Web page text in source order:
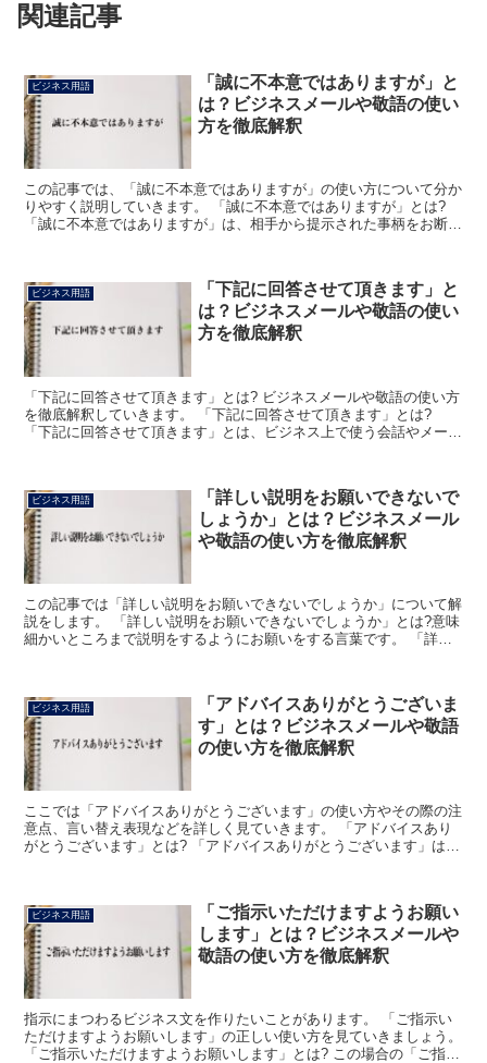
関連記事
ビジネス用語
「誠に不本意ではありますが」と
は？ビジネスメールや敬語の使い
方を徹底解釈
この記事では、「誠に不本意ではありますが」の使い方について分か
りやすく説明していきます。 「誠に不本意ではありますが」とは?
「誠に不本意ではありますが」は、相手から提示された事柄をお断り
ビジネス用語
「下記に回答させて頂きます」と
は？ビジネスメールや敬語の使い
方を徹底解釈
「下記に回答させて頂きます」とは? ビジネスメールや敬語の使い方
を徹底解釈していきます。 「下記に回答させて頂きます」とは?
「下記に回答させて頂きます」とは、ビジネス上で使う会話やメール
ビジネス用語
「詳しい説明をお願いできないで
しょうか」とは？ビジネスメール
や敬語の使い方を徹底解釈
この記事では「詳しい説明をお願いできないでしょうか」について解
説をします。 「詳しい説明をお願いできないでしょうか」とは?意味
細かいところまで説明をするようにお願いをする言葉です。 「詳し
ビジネス用語
「アドバイスありがとうございま
す」とは？ビジネスメールや敬語
の使い方を徹底解釈
ここでは「アドバイスありがとうございます」の使い方やその際の注
意点、言い替え表現などを詳しく見ていきます。 「アドバイスあり
がとうございます」とは? 「アドバイスありがとうございます」は、
ビジネス用語
「ご指示いただけますようお願い
します」とは？ビジネスメールや
敬語の使い方を徹底解釈
指示にまつわるビジネス文を作りたいことがあります。 「ご指示い
ただけますようお願いします」の正しい使い方を見ていきましょう。
「ご指示いただけますようお願いします」とは? この場合の「ご指